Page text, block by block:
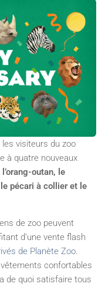
les visiteurs du zoo
à quatre nouveaux
l’orang-outan, le
pécari à collier et le
de zoo peuvent
d’une vente flash
de Planète Zoo.
confortables
de quoi satisfaire tous